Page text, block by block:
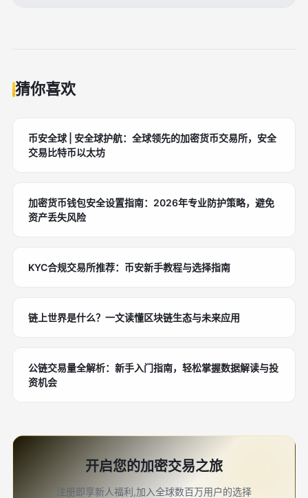
猜你喜欢
币安全球 | 安全球护航：全球领先的加密货币交易所，安全
交易比特币以太坊
加密货币钱包安全设置指南：2026年专业防护策略，避免
资产丢失风险
KYC合规交易所推荐：币安新手教程与选择指南
链上世界是什么？一文读懂区块链生态与未来应用
公链交易量全解析：新手入门指南，轻松掌握数据解读与投
资机会
开启您的加密交易之旅
注册即享新人福利,加入全球数百万用户的选择